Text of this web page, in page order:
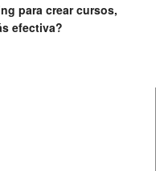
para crear cursos,
efectiva?